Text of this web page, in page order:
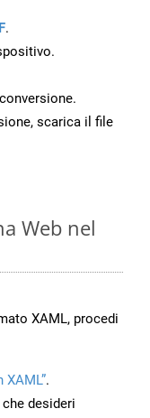
.
scarica il file
Web nel
XAML, procedi
XAML”.
che desideri